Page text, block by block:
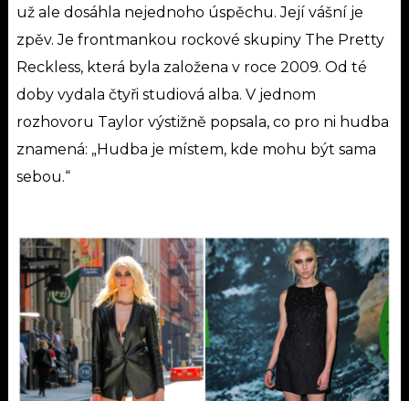
už ale dosáhla nejednoho úspěchu. Její vášní je
zpěv. Je frontmankou rockové skupiny The Pretty
Reckless, která byla založena v roce 2009. Od té
doby vydala čtyři studiová alba. V jednom
rozhovoru Taylor výstižně popsala, co pro ni hudba
znamená: „Hudba je místem, kde mohu být sama
sebou.“